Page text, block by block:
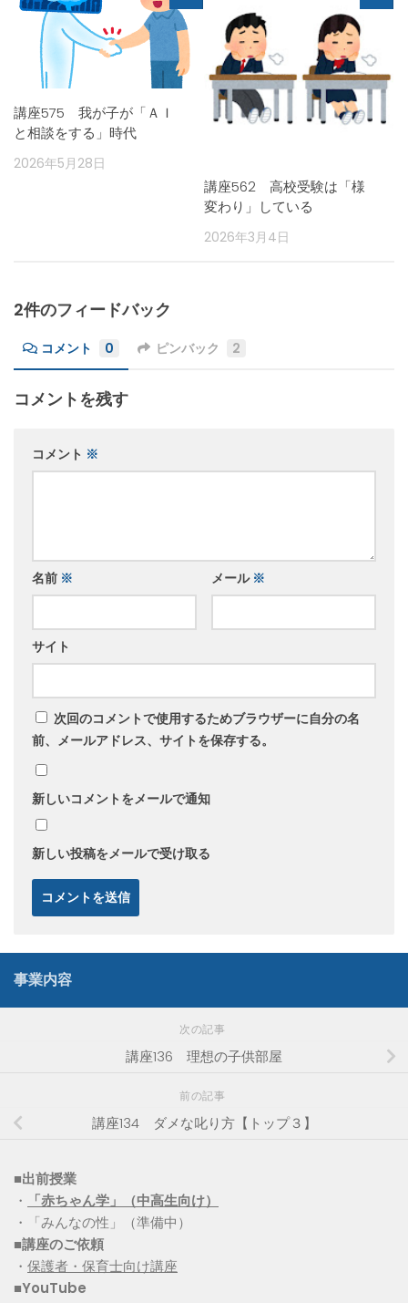
講座575 我が子が「ＡＩ
と相談をする」時代
2026年5月28日
講座562 高校受験は「様
変わり」している
2026年3月4日
2件のフィードバック
コメント 0 ピンバック 2
コメントを残す
コメント ※
名前 ※ メール ※
サイト
次回のコメントで使用するためブラウザーに自分の名
前、メールアドレス、サイトを保存する。
新しいコメントをメールで通知
新しい投稿をメールで受け取る
事業内容
次の記事
講座136 理想の子供部屋
前の記事
講座134 ダメな叱り方【トップ３】
■出前授業
・
「赤ちゃん学」（中高生向け）
・「みんなの性」（準備中）
■講座のご依頼
・ 保護者・保育士向け講座
■YouTube